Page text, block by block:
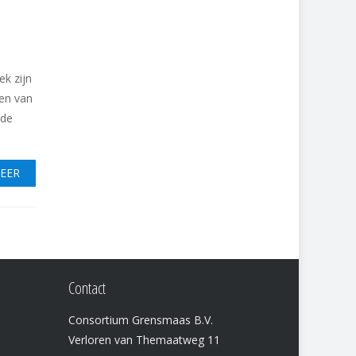
zijn
van
Contact
Consortium Grensmaas B.V.
Verloren van Themaatweg 11